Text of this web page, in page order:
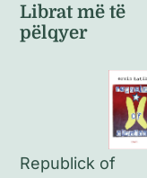
Librat më të
pëlqyer
Republick of